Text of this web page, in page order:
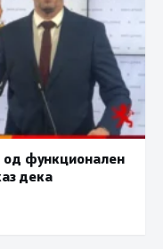
функционален
дека